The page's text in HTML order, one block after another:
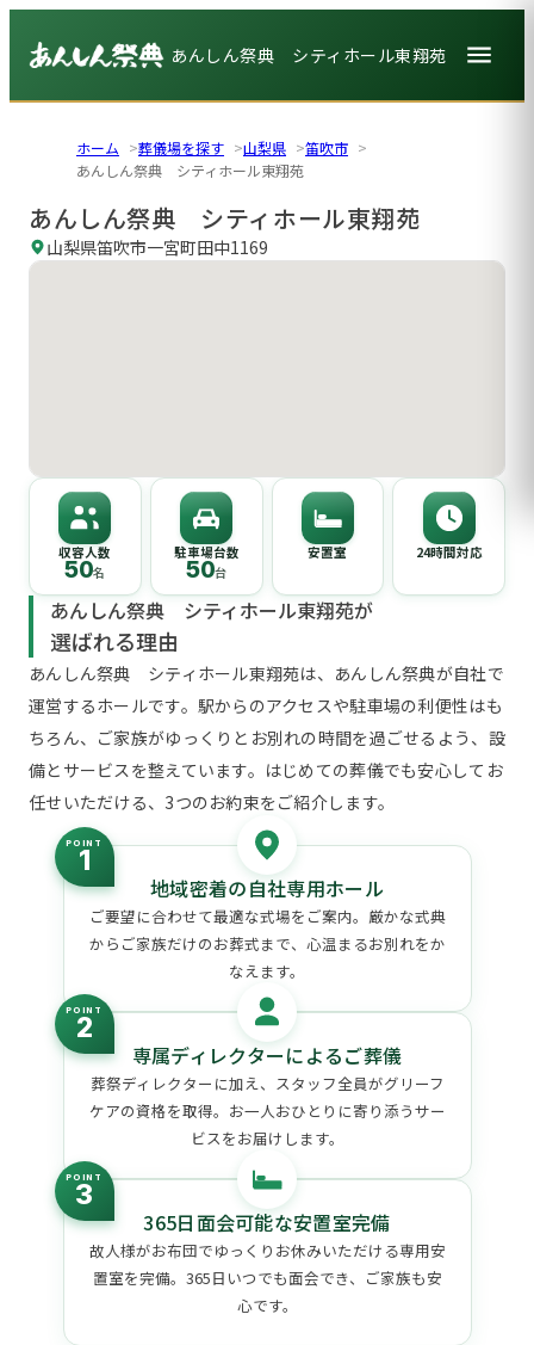
あんしん祭典 シティホール東翔苑
ホーム 葬儀場を探す 山梨県
笛吹市
あんしん祭典 シティホール東翔苑
あんしん祭典 シティホール東翔苑
山梨県笛吹市一宮町田中1169
収容人数
50名
駐車場台数
50台
安置室 24時間対応
あんしん祭典 シティホール東翔苑が
選ばれる理由
あんしん祭典 シティホール東翔苑は、あんしん祭典が自社で
運営するホールです。駅からのアクセスや駐車場の利便性はも
ちろん、ご家族がゆっくりとお別れの時間を過ごせるよう、設
備とサービスを整えています。はじめての葬儀でも安心してお
任せいただける、3つのお約束をご紹介します。
POINT
1
地域密着の自社専用ホール
ご要望に合わせて最適な式場をご案内。厳かな式典
からご家族だけのお葬式まで、心温まるお別れをか
なえます。
POINT
2
専属ディレクターによるご葬儀
葬祭ディレクターに加え、スタッフ全員がグリーフ
ケアの資格を取得。お一人おひとりに寄り添うサー
ビスをお届けします。
POINT
3
365日面会可能な安置室完備
故人様がお布団でゆっくりお休みいただける専用安
置室を完備。365日いつでも面会でき、ご家族も安
心です。